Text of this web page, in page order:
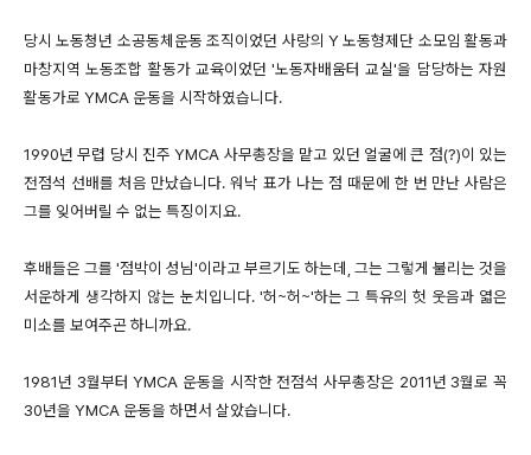
당시 노동청년 소공동체운동 조직이었던 사랑의 Y 노동형제단 소모임 활동과
마창지역 노동조합 활동가 교육이었던 '노동자배움터 교실'을 담당하는 자원
활동가로 YMCA 운동을 시작하였습니다.
1990년 무렵 당시 진주 YMCA 사무총장을 맡고 있던 얼굴에 큰 점(?)이 있는
전점석 선배를 처음 만났습니다. 워낙 표가 나는 점 때문에 한 번 만난 사람은
그를 잊어버릴 수 없는 특징이지요.
후배들은 그를 '점박이 성님'이라고 부르기도 하는데, 그는 그렇게 불리는 것을
서운하게 생각하지 않는 눈치입니다. '허~허~'하는 그 특유의 헛 웃음과 엷은
미소를 보여주곤 하니까요.
1981년 3월부터 YMCA 운동을 시작한 전점석 사무총장은 2011년 3월로 꼭
30년을 YMCA 운동을 하면서 살았습니다.